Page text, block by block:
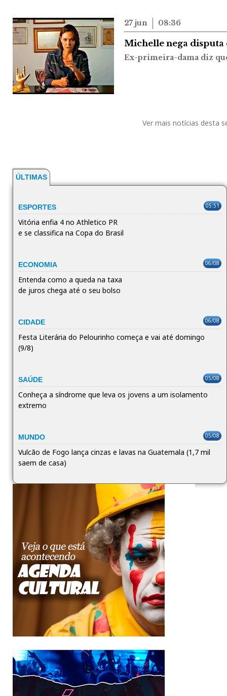
27 jun 08:36
Michelle nega
Ex-primeira-dama diz
Ver mais notícias desta
ÚLTIMAS
ESPORTES 05:51
Vitória enfia 4 no Athletico PR
e se classifica na Copa do Brasil
ECONOMIA 06/08
Entenda como a queda na taxa
de juros chega até o seu bolso
CIDADE 06/08
Festa Literária do Pelourinho começa e vai até domingo
(9/8)
SAÚDE 05/08
Conheça a síndrome que leva os jovens a um isolamento
extremo
MUNDO 05/08
Vulcão de Fogo lança cinzas e lavas na Guatemala (1,7 mil
saem de casa)